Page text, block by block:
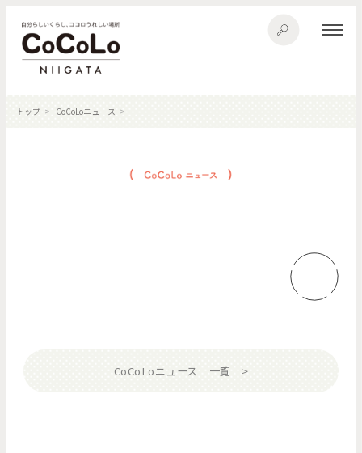
トップ CoCoLoニュース
CoCoLoニュース 一覧